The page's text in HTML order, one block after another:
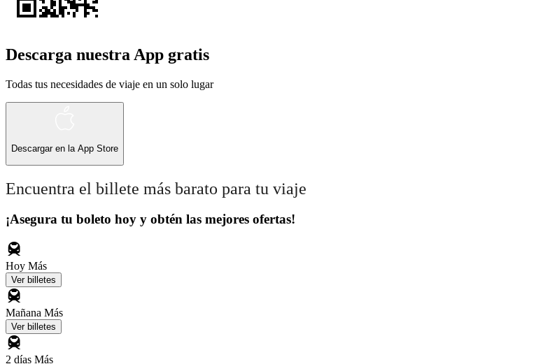
Descarga nuestra App gratis
Todas tus necesidades de viaje en un solo lugar
Descargar en la App Store
Encuentra el billete más barato para tu viaje
¡Asegura tu boleto hoy y obtén las mejores ofertas!
Hoy Más
Ver billetes
Mañana Más
Ver billetes
2 días Más